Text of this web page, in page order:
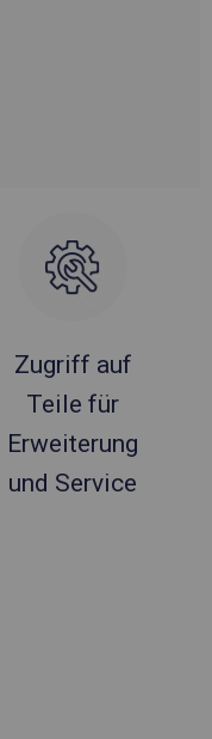
Zugriff auf
Teile für
Erweiterung
und Service